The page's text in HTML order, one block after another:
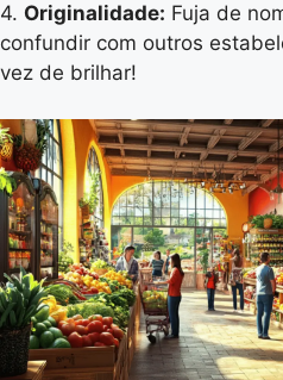
4. Originalidade: Fuja de
confundir com outros
vez de brilhar!